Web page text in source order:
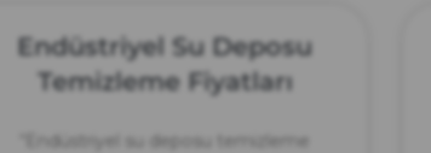
Endüstriyel Su Deposu
Temizleme Fiyatları
“Endüstriyel su deposu temizleme